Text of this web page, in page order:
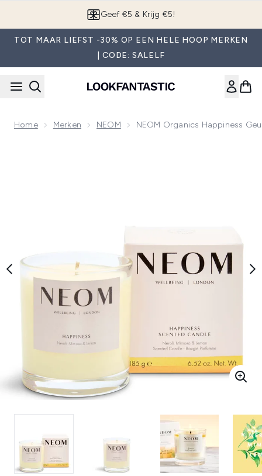
App downloaden
TOT MAAR LIEFST -30% OP EEN HELE HOOP MERKEN
| CODE: SALELF
Home Merken NEOM NEOM Organics Happiness